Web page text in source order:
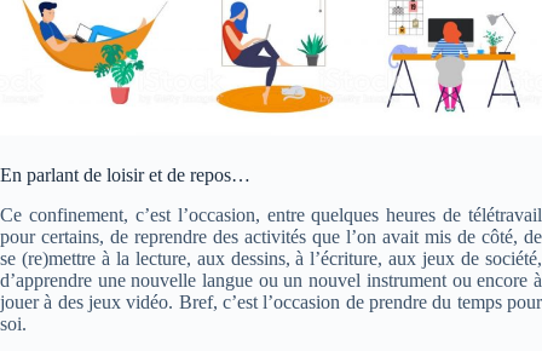
En parlant de loisir et de repos…
Ce confinement, c’est l’occasion, entre quelques heures de télétravail
pour certains, de reprendre des activités que l’on avait mis de côté, de
se (re)mettre à la lecture, aux dessins, à l’écriture, aux jeux de société,
d’apprendre une nouvelle langue ou un nouvel instrument ou encore à
jouer à des jeux vidéo. Bref, c’est l’occasion de prendre du temps pour
soi.